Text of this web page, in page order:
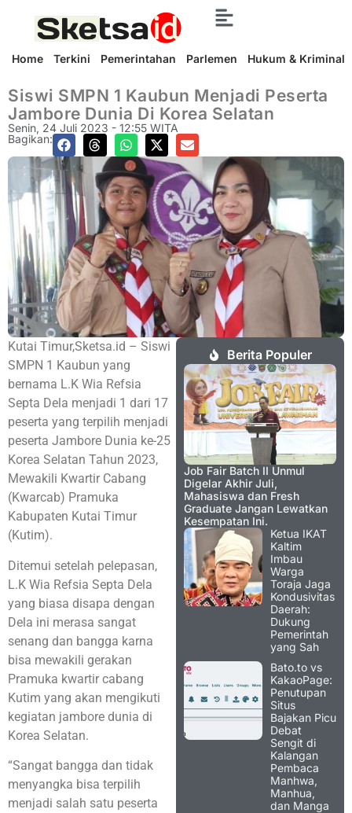
Home Terkini Pemerintahan Parlemen Hukum & Kriminal
Siswi SMPN 1 Kaubun Menjadi Peserta
Jambore Dunia Di Korea Selatan
Senin, 24 Juli 2023 - 12:55 WITA
Bagikan:
Kutai Timur,Sketsa.id – Siswi
SMPN 1 Kaubun yang
bernama L.K Wia Refsia
Septa Dela menjadi 1 dari 17
peserta yang terpilih menjadi
peserta Jambore Dunia ke-25
Korea Selatan Tahun 2023,
Mewakili Kwartir Cabang
(Kwarcab) Pramuka
Kabupaten Kutai Timur
(Kutim).
Ditemui setelah pelepasan,
L.K Wia Refsia Septa Dela
yang biasa disapa dengan
Dela ini merasa sangat
senang dan bangga karna
bisa mewakili gerakan
Pramuka kwartir cabang
Kutim yang akan mengikuti
kegiatan jambore dunia di
Korea Selatan.
“Sangat bangga dan tidak
menyangka bisa terpilih
menjadi salah satu peserta
Berita Populer
Job Fair Batch II Unmul
Digelar Akhir Juli,
Mahasiswa dan Fresh
Graduate Jangan Lewatkan
Kesempatan Ini.
Ketua IKAT
Kaltim
Imbau
Warga
Toraja Jaga
Kondusivitas
Daerah:
Dukung
Pemerintah
yang Sah
Bato.to vs
KakaoPage:
Penutupan
Situs
Bajakan Picu
Debat
Sengit di
Kalangan
Pembaca
Manhwa,
Manhua,
dan Manga